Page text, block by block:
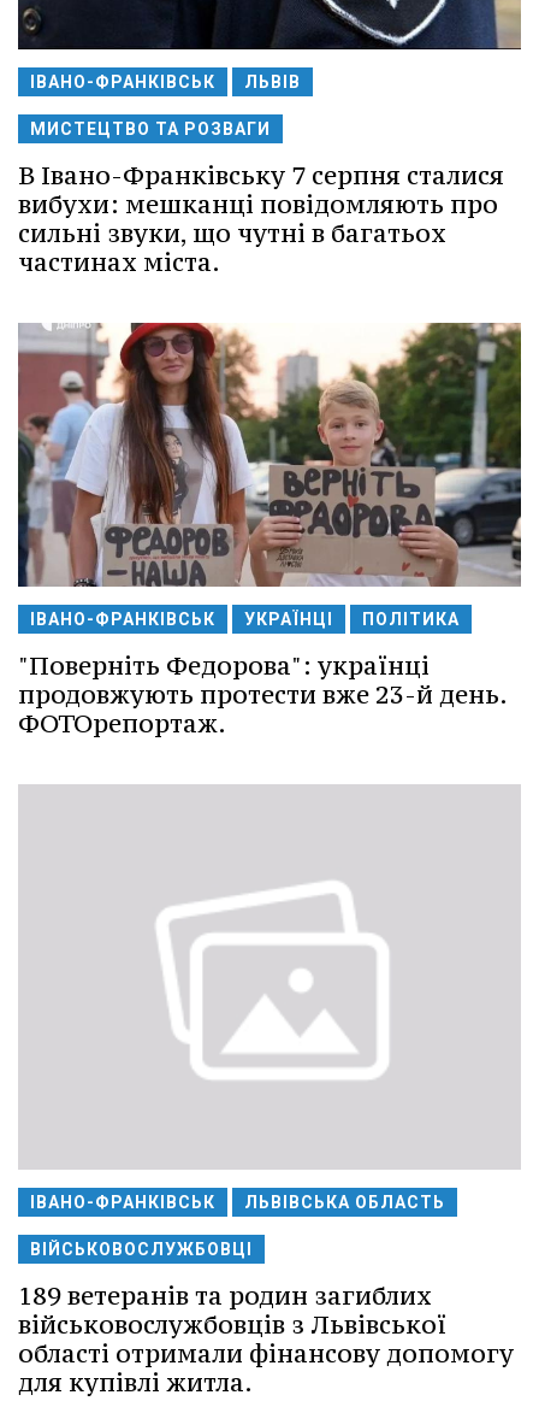
ІВАНО-ФРАНКІВСЬК ЛЬВІВ
МИСТЕЦТВО ТА РОЗВАГИ
В Івано-Франківську 7 серпня сталися
вибухи: мешканці повідомляють про
сильні звуки, що чутні в багатьох
частинах міста.
ІВАНО-ФРАНКІВСЬК УКРАЇНЦІ ПОЛІТИКА
"Поверніть Федорова": українці
продовжують протести вже 23-й день.
ФОТОрепортаж.
ІВАНО-ФРАНКІВСЬК ЛЬВІВСЬКА ОБЛАСТЬ
ВІЙСЬКОВОСЛУЖБОВЦІ
189 ветеранів та родин загиблих
військовослужбовців з Львівської
області отримали фінансову допомогу
для купівлі житла.